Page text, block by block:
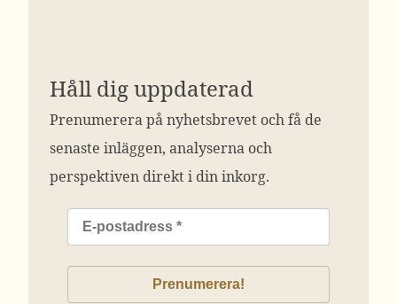
Håll dig uppdaterad
Prenumerera på nyhetsbrevet och få de
senaste inläggen, analyserna och
perspektiven direkt i din inkorg.